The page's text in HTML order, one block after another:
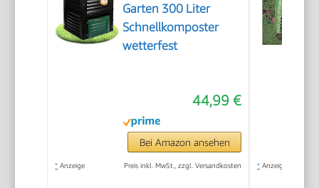
Garten 300 Liter
Schnellkomposter
wetterfest
44,99 €
Bei Amazon ansehen
* Anzeige Preis inkl. MwSt., zzgl. Versandkosten * Anzeige